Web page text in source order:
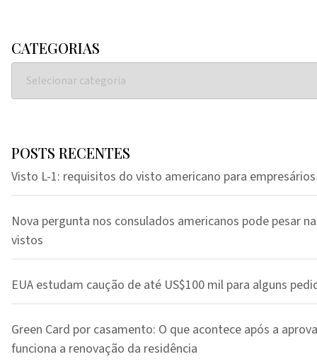
CATEGORIAS
POSTS RECENTES
Visto L-1: requisitos do visto americano para empresários
Nova pergunta nos consulados americanos pode pesar
vistos
EUA estudam caução de até US$100 mil para alguns
Green Card por casamento: O que acontece após a
funciona a renovação da residência